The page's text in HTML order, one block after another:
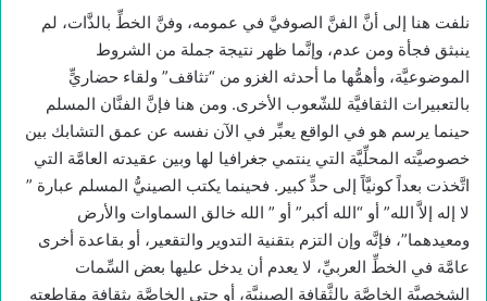
نلفت هنا إلى أنَّ الفنَّ الصوفيَّ في عمومه، وفنَّ الخطِّ بالذَّات، لم
ينبثق فجأة ومن عدم، وإنَّما ظهر نتيجة جملة من الشروط
الموضوعيَّة، وأهمُّها ما أحدثه الغزو من “تثاقف” ولقاء حضاريٍّ
بالتعبيرات الثقافيَّة للشّعوب الأخرى. ومن هنا فإنَّ الفنَّان المسلم
حينما يرسم هو في الواقع يعبِّر في الآن نفسه عن عمق التشابك بين
خصوصيَّته المحلِّيَّة التي ينتمي جغرافيا لها وبين عقيدته العامَّة التي
اتَّخذت بعداً كونيَّاً إلى حدٍّ كبير. فحينما يكتب الصينيُّ المسلم عبارة ”
لا إله إلاَّ الله” أو “الله أكبر” أو ” الله خالق السماوات والأرض
ومعيدهما”، فإنَّه وإن التزم بتقنية التدوير والتقعير، أو بقاعدة أخرى
عامَّة في الخطِّ العربيِّ، لا يعدم أن يدخل عليها بعض السِّمات
الشخصيَّة الخاصَّة بالثَّقافة الصينيَّة، أو حتى الخاصَّة بثقافة مقاطعته